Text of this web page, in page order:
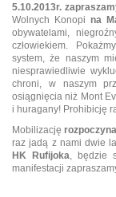
5.10.2013r.
Wolnych Konopi na
obywatelami,
człowiekiem.
system, że naszym
niesprawiedliwie
chroni, w naszym
osiągnięcia niż Mont
i huragany! Prohibicję
Mobilizację
raz jadą z nami dwie
HK Rufijoka , będzie
manifestacji